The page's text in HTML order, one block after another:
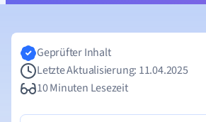
Geprüfter Inhalt
Letzte Aktualisierung: 11.04.2025
10 Minuten Lesezeit